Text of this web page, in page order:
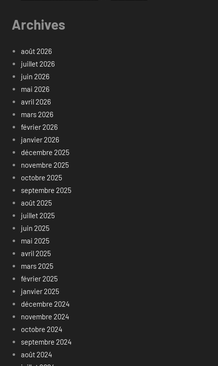
Archives
août 2026
juillet 2026
juin 2026
mai 2026
avril 2026
mars 2026
février 2026
janvier 2026
décembre 2025
novembre 2025
octobre 2025
septembre 2025
août 2025
juillet 2025
juin 2025
mai 2025
avril 2025
mars 2025
février 2025
janvier 2025
décembre 2024
novembre 2024
octobre 2024
septembre 2024
août 2024